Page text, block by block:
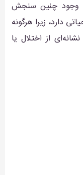
وجود چنین سنجش
دارد، زیرا هرگونه
از اختلال یا